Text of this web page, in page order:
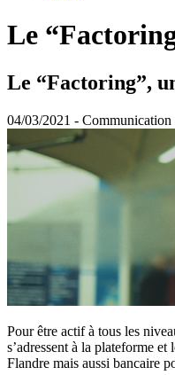
Le
Le “Factoring”,
04/03/2021 -
Pour être actif à tous les
s’adressent à la plateforme
Flandre mais aussi bancaire